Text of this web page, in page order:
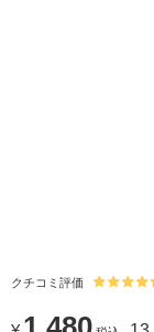
クチコミ評価